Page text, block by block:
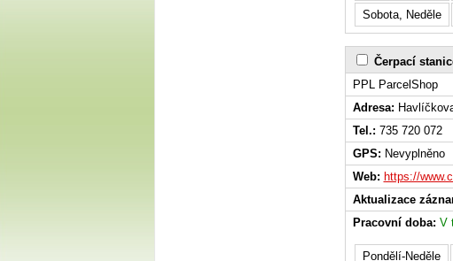
Sobota, Neděle
Čerpací
PPL ParcelShop
Adresa:
Tel.: 735 720 072
GPS: Nevyplněno
Web: https://
Aktualizace
Pracovní doba: V
Pondělí-Neděle